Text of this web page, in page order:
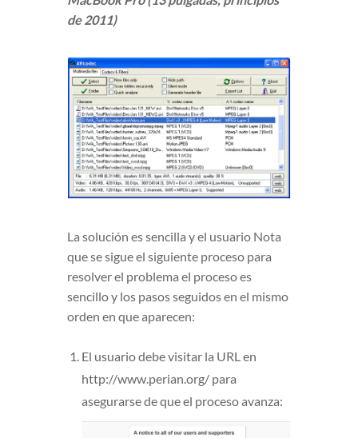
de 2011)
La solución es sencilla y el usuario Nota
que se sigue el siguiente proceso para
resolver el problema el proceso es
sencillo y los pasos seguidos en el mismo
orden en que aparecen:
El usuario debe visitar la URL en
http://www.perian.org/ para
asegurarse de que el proceso avanza: